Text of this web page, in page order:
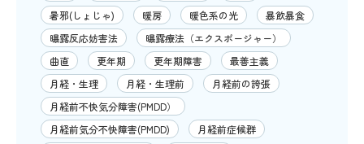
暑邪(しょじゃ)
暖房 暖色系の光
暴飲暴食
曝露反応妨害法
曝露療法（エクスポージャー）
曲直
更年期 更年期障害
最善主義
月経・生理
月経・生理前
月経前の誇張
月経前不快気分障害(PMDD）
月経前気分不快障害(PMDD)
月経前症候群